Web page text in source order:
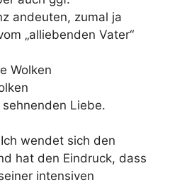
andeuten, zumal ja
„alliebenden Vater“
Wolken
Liebe.
wendet sich den
hat den Eindruck, dass
intensiven